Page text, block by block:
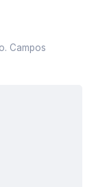
Campos